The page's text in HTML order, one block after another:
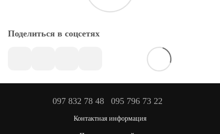
Поделиться в соцсетях
097 832 78 48 095 796 73 22
Контактная информация